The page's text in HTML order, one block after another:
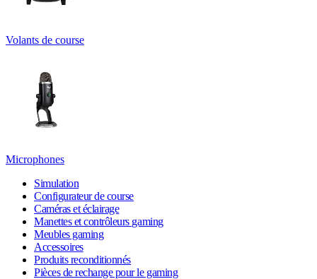
Volants de course
Microphones
Simulation
Configurateur de course
Caméras et éclairage
Manettes et contrôleurs gaming
Meubles gaming
Accessoires
Produits reconditionnés
Pièces de rechange pour le gaming